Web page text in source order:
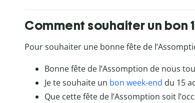
Comment souhaiter un bon
Pour souhaiter une bonne fête de
Bonne fête de l’Assomption de nous
Je te souhaite un bon week-end du 15
Que cette fête de l’Assomption soit